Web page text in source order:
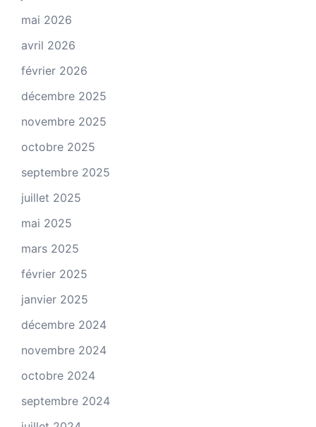
mai 2026
avril 2026
février 2026
décembre 2025
novembre 2025
octobre 2025
septembre 2025
juillet 2025
mai 2025
mars 2025
février 2025
janvier 2025
décembre 2024
novembre 2024
octobre 2024
septembre 2024